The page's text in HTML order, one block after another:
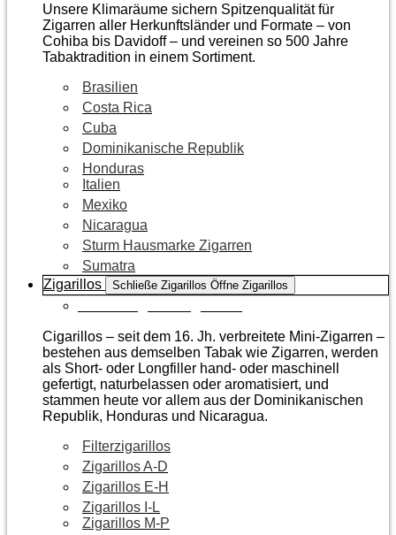
Unsere Klimaräume sichern Spitzenqualität für
Zigarren aller Herkunftsländer und Formate – von
Cohiba bis Davidoff – und vereinen so 500 Jahre
Tabaktradition in einem Sortiment.
Brasilien
Costa Rica
Cuba
Dominikanische Republik
Honduras
Italien
Mexiko
Nicaragua
Sturm Hausmarke Zigarren
Sumatra
Zigarillos
Schließe Zigarillos Öffne Zigarillos
Cigarillos – seit dem 16. Jh. verbreitete Mini-Zigarren –
bestehen aus demselben Tabak wie Zigarren, werden
als Short- oder Longfiller hand- oder maschinell
gefertigt, naturbelassen oder aromatisiert, und
stammen heute vor allem aus der Dominikanischen
Republik, Honduras und Nicaragua.
Filterzigarillos
Zigarillos A-D
Zigarillos E-H
Zigarillos I-L
Zigarillos M-P